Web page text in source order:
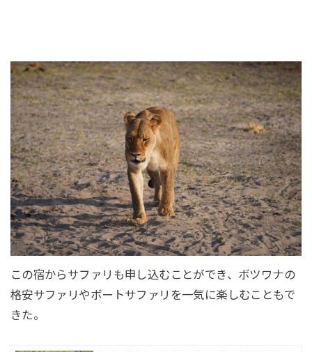
この宿からサファリも申し込むことができ、ボツワナの
格安サファリやボートサファリを一気に楽しむこともで
きた。